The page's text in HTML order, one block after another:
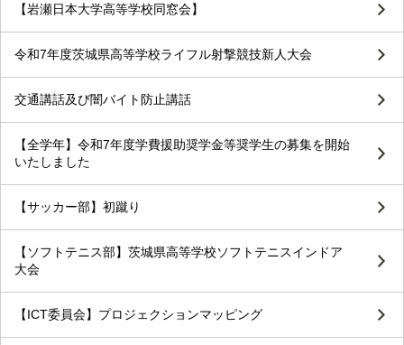
【岩瀬日本大学高等学校同窓会】
令和7年度茨城県高等学校ライフル射撃競技新人大会
交通講話及び闇バイト防止講話
【全学年】令和7年度学費援助奨学金等奨学生の募集を開始
いたしました
【サッカー部】初蹴り
【ソフトテニス部】茨城県高等学校ソフトテニスインドア
大会
【ICT委員会】プロジェクションマッピング